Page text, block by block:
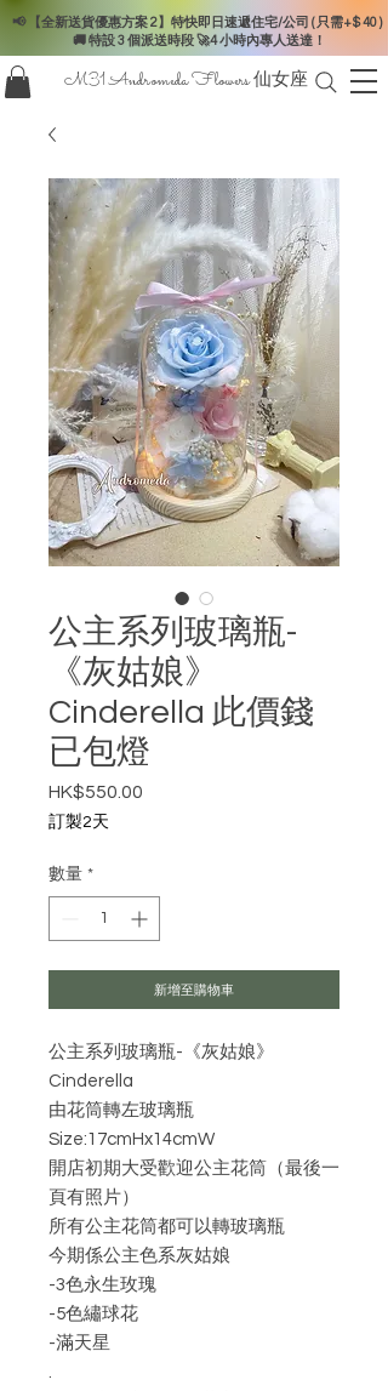
📢 【全新送貨優惠方案 2】特快即日速遞住宅/公司 ( 只需+$ 40 )
🚚 特設 3 個派送時段 🚀4 小時內專人送達！
M31 Andromeda Flowers 仙女座
公主系列玻璃瓶-
《灰姑娘》
Cinderella 此價錢
已包燈
HK$550.00
訂製2天
數量 *
新增至購物車
公主系列玻璃瓶-《灰姑娘》
Cinderella
由花筒轉左玻璃瓶
Size:17cmHx14cmW
開店初期大受歡迎公主花筒（最後一
頁有照片）
所有公主花筒都可以轉玻璃瓶
今期係公主色系灰姑娘
-3色永生玫瑰
-5色繡球花
-滿天星
.